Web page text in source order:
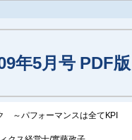
年5月号 PDF版
～パフォーマンスは全てKPI